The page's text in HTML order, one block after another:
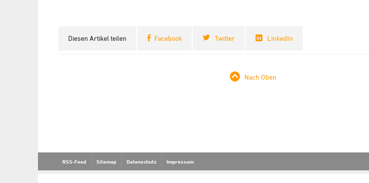
Diesen Artikel teilen Facebook Twitter LinkedIn
Nach Oben
RSS-Feed Sitemap Datenschutz Impressum